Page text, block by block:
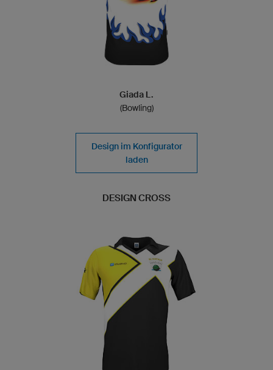
Giada L.
(Bowling)
Design im Konfigurator
laden
DESIGN CROSS